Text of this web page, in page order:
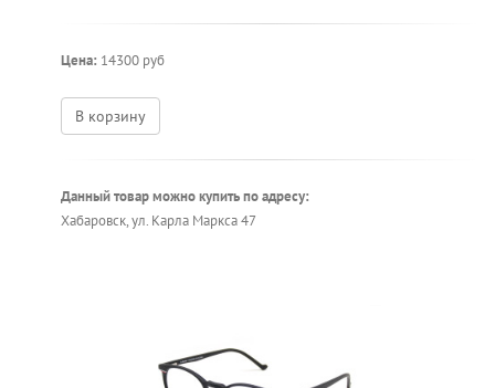
Цена: 14300 руб
В корзину
Данный товар можно купить по адресу:
Хабаровск, ул. Карла Маркса 47